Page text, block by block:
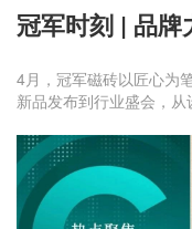
冠军时刻 | 品
4月，冠军磁砖以匠心为
新品发布到行业盛会，